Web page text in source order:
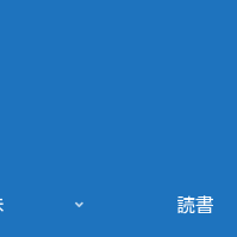
読書